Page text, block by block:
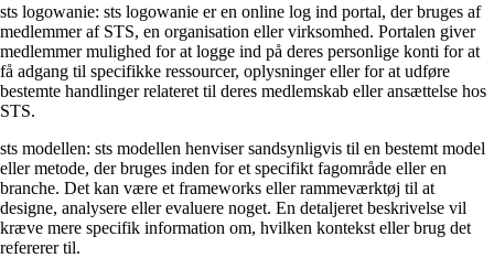
sts logowanie: sts logowanie er en online log ind portal, der bruges af
medlemmer af STS, en organisation eller virksomhed. Portalen giver
medlemmer mulighed for at logge ind på deres personlige konti for at
få adgang til specifikke ressourcer, oplysninger eller for at udføre
bestemte handlinger relateret til deres medlemskab eller ansættelse hos
STS.
sts modellen: sts modellen henviser sandsynligvis til en bestemt model
eller metode, der bruges inden for et specifikt fagområde eller en
branche. Det kan være et frameworks eller rammeværktøj til at
designe, analysere eller evaluere noget. En detaljeret beskrivelse vil
kræve mere specifik information om, hvilken kontekst eller brug det
refererer til.